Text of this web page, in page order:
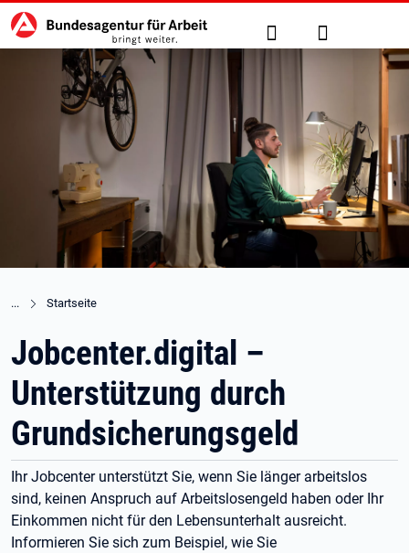
zu den Hauptinhalten springen
Hauptnavigation Suche Anmelden
Startseite
Jobcenter.digital –
Unterstützung durch
Grundsicherungsgeld
Ihr Jobcenter unterstützt Sie, wenn Sie länger arbeitslos
sind, keinen Anspruch auf Arbeitslosengeld haben oder Ihr
Einkommen nicht für den Lebensunterhalt ausreicht.
Informieren Sie sich zum Beispiel, wie Sie